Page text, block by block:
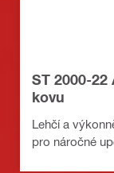
ST 2000-
kovu
Lehčí a
pro náročné